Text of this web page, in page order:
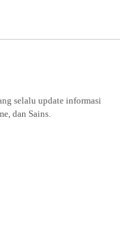
selalu update informasi
dan Sains.